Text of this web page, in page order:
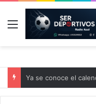
Menú
Ya se conoce el